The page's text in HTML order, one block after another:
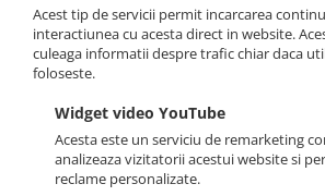
Acest tip de servicii permit incarcarea
interactiunea cu acesta direct in website.
culeaga informatii despre trafic chiar daca
foloseste.
Widget video YouTube
Acesta este un serviciu de remarketing
analizeaza vizitatorii acestui website si
reclame personalizate.